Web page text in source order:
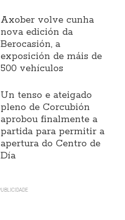
Axober volve cunha
nova edición da
Berocasión, a
exposición de máis de
500 vehículos
Un tenso e ateigado
pleno de Corcubión
aprobou finalmente a
partida para permitir a
apertura do Centro de
Día